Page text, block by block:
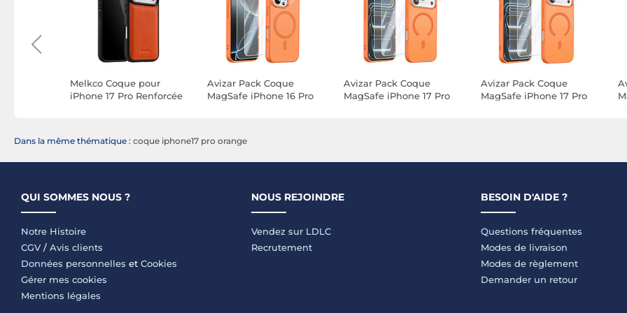
Melkco Coque pour
iPhone 17 Pro Renforcée
Avizar Pack Coque
MagSafe iPhone 16 Pro
Avizar Pack Coque
MagSafe iPhone 17 Pro
Avizar Pack Coque
MagSafe iPhone 17 Pro
Dans la même thématique : coque iphone17 pro orange
QUI SOMMES NOUS ?
Notre Histoire
CGV / Avis clients
Données personnelles et Cookies
Gérer mes cookies
Mentions légales
NOUS REJOINDRE
Vendez sur LDLC
Recrutement
BESOIN D'AIDE ?
Questions fréquentes
Modes de livraison
Modes de règlement
Demander un retour